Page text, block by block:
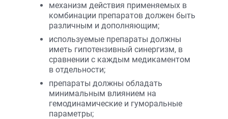
механизм действия применяемых в
комбинации препаратов должен быть
различным и дополняющим;
используемые препараты должны
иметь гипотензивный синергизм, в
сравнении с каждым медикаментом
в отдельности;
препараты должны обладать
минимальным влиянием на
гемодинамические и гуморальные
параметры;